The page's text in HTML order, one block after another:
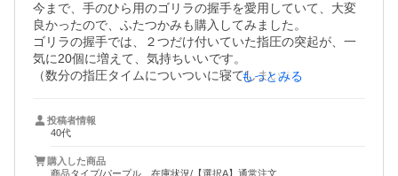
今まで、手のひら用のゴリラの握手を愛用していて、大変
良かったので、ふたつかみも購入してみました。
ゴリラの握手では、２つだけ付いていた指圧の突起が、一
気に20個に増えて、気持ちいいです。
（数分の指圧タイムについついに寝てしまいます）
イタ気持ちいい感じで最高です。
普段身体の凝りや疲れが溜まっていますが、妊娠中の時み
もっとみる
投稿者情報
40代
購入した商品
商品タイプ/パープル、在庫状況/【選択A】通常注文